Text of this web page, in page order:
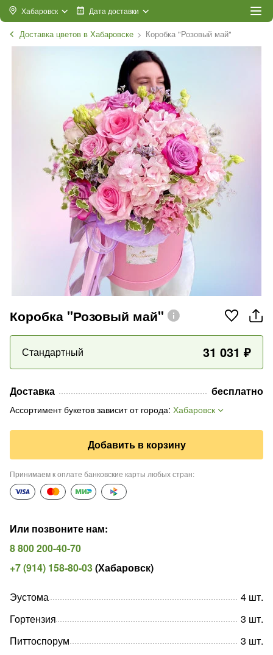
Хабаровск Дата доставки
Доставка цветов в Хабаровске Коробка "Розовый май"
Коробка "Розовый май"
Стандартный 31 031 ₽
Доставка бесплатно
Ассортимент букетов зависит от города: Хабаровск
Добавить в корзину
Принимаем к оплате банковские карты любых стран:
Или позвоните нам:
8 800 200-40-70
+7 (914) 158-80-03(Хабаровск)
Эустома 4 шт.
Гортензия
3 шт.
Питтоспорум
3 шт.